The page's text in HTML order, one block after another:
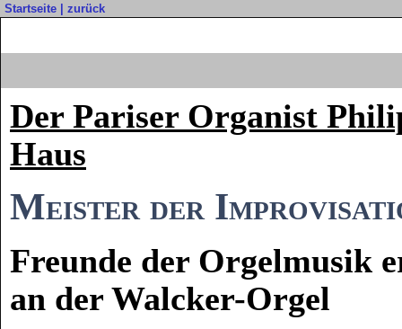
Startseite zurück
Der Pariser Organist
Haus
Meister der
Freunde der Orgelmusik
an der Walcker-Orgel